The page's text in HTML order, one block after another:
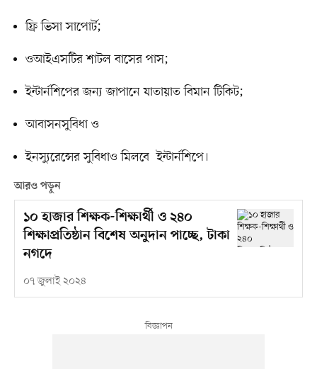
ফ্রি ভিসা সাপোর্ট;
ওআইএসটির শাটল বাসের পাস;
ইন্টার্নশিপের জন্য জাপানে যাতায়াত বিমান টিকিট;
আবাসনসুবিধা ও
ইনস্যুরেন্সের সুবিধাও মিলবে ইন্টার্নশিপে।
আরও পড়ুন
১০ হাজার শিক্ষক-শিক্ষার্থী ও ২৪০
শিক্ষাপ্রতিষ্ঠান বিশেষ অনুদান পাচ্ছে, টাকা
নগদে
০৭ জুলাই ২০২৪